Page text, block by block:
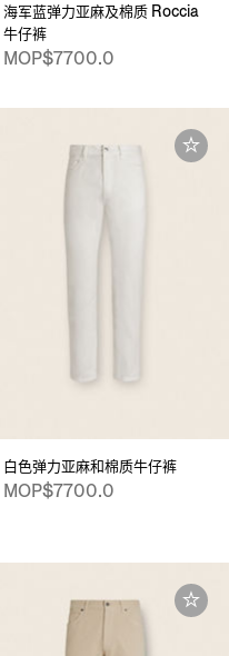
海军蓝弹力亚麻及棉质 Roccia
牛仔裤
MOP$7700.0
白色弹力亚麻和棉质牛仔裤
MOP$7700.0